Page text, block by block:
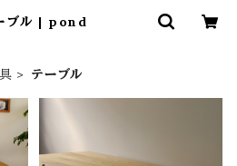
ブル | pond
テーブル